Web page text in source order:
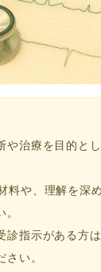
や治療を目的と
料や、理解を深
診指示がある方
さい。